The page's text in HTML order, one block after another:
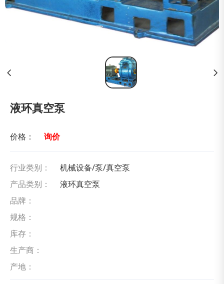
液环真空泵
价格： 询价
行业类别：
机械设备/泵/真空泵
产品类别：
液环真空泵
品牌：
规格：
库存：
生产商：
产地：